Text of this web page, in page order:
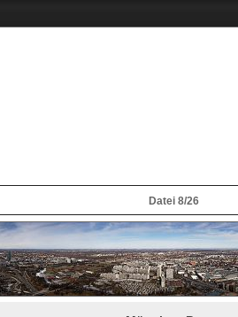
Datei 8/26